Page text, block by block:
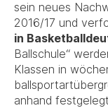
sein neues
2016/17 und
in
Ballschule“
Klassen in
anhand